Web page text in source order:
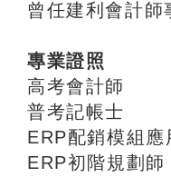
曾任建利會計師
專業證照
高考會計師
普考記帳士
ERP配銷模組應
ERP初階規劃師